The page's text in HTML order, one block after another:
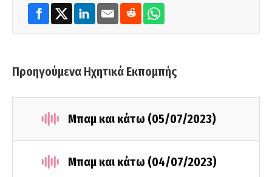
Προηγούμενα Ηχητικά Εκπομπής
Μπαμ και κάτω (05/07/2023)
Μπαμ και κάτω (04/07/2023)